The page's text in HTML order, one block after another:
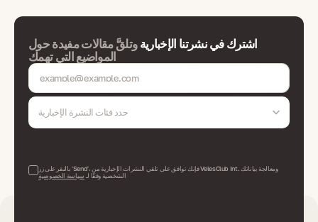
اشترك في نشرتنا الإخباريةوتلقَّ مقالات مفيدة حول
المواضيع التي تهمك
حدد فئات النشرة الإخبارية
بالنقر على زر 'Send'، فإنك توافق على تلقي النشرات الإخبارية من VelesClub Int. ومعالجة بياناتك
الشخصية وفقًا لـ سياسة الخصوصية